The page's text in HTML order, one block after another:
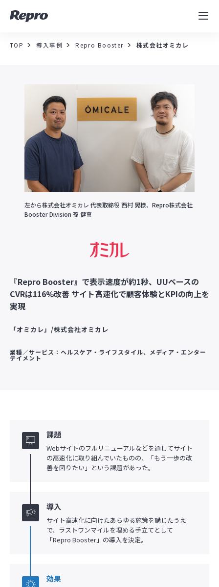
MAツール
セミナー／イベント
資料／コンテンツ
資料ダウンロード 料金・お問合せ
TOP 導入事例 Repro Booster 株式会社オミカレ
左から株式会社オミカレ 代表取締役 西村 晃様、Repro株式会社
Booster Division 孫 健真
『Repro Booster』で表示速度が約1秒、UUベースの
CVRは116%改善 サイト高速化で顧客体験とKPIの向上を
実現
「オミカレ」/株式会社オミカレ
業種／サービス：ヘルスケア・ライフスタイル、メディア・エンター
テイメント
課題
Webサイトのフルリニューアルなどを通してサイト
の高速化に取り組んでいたものの、「もう一歩の改
善を図りたい」という課題があった。
導入
サイト高速化に向けたあらゆる施策を講じたうえ
で、ラストワンマイルを埋める手立てとして
「Repro Booster」の導入を決定。
効果